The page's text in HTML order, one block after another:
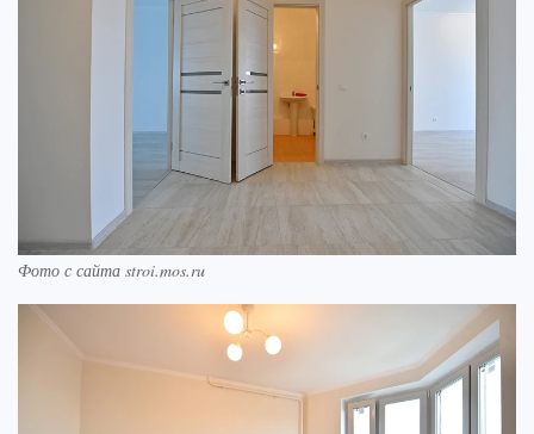
Фото с сайта stroi.mos.ru